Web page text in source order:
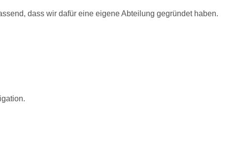
dass wir dafür eine eigene Abteilung gegründet haben.